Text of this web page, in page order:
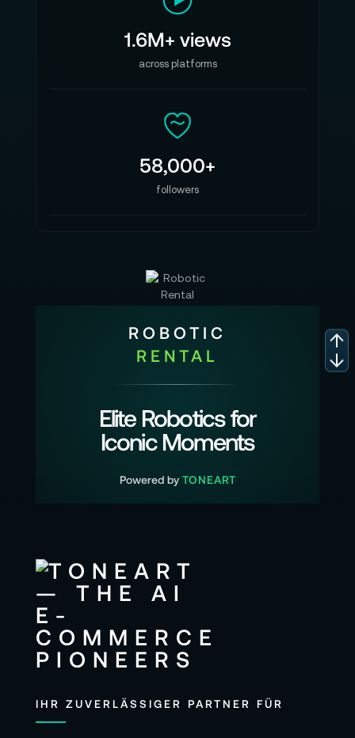
1.6M+ views
across platforms
58,000+
followers
ROBOTIC
RENTAL
Elite Robotics for
Iconic Moments
Powered by TONEART
IHR ZUVERLÄSSIGER PARTNER FÜR